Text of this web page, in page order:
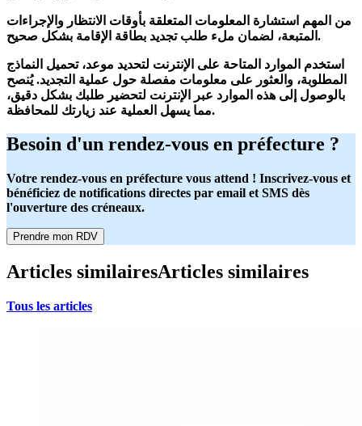
من المهم استشارة المعلومات المتعلقة بأوقات الانتظار والإجراءات
المتبعة، لضمان ملء طلب تجديد بطاقة الإقامة بشكل صحيح.
استخدم الموارد المتاحة على الإنترنت لتحديد موعد، تحميل النماذج
المطلوبة، والعثور على معلومات مفصلة حول عملية التجديد. يُنصح
بالوصول إلى هذه الموارد عبر الإنترنت لتحضير طلبك بشكل دقيق،
مما يسهل العملية عند زيارتك للمحافظة.
Besoin d'un rendez-vous en préfecture ?
Votre rendez-vous en préfecture vous attend ! Inscrivez-vous et
bénéficiez de notifications directes par email et SMS dès
l'ouverture des créneaux.
Prendre mon RDV
Articles similairesArticles similaires
Tous les articles